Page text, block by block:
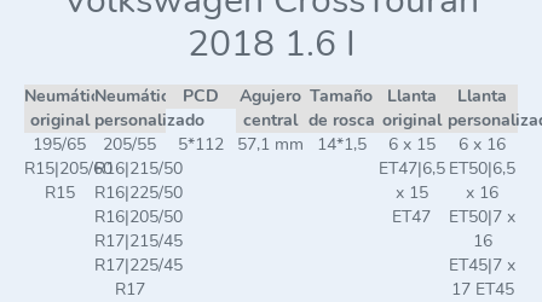
2018 1.6 I
Neumático
original
Neumático
personalizado
PCD
Agujero
central
Tamaño
de rosca
Llanta
original
Llanta
195/65
R15|205/60
R15
205/55
R16|215/50
R16|225/50
R16|205/50
R17|215/45
R17|225/45
R17
5*112 57,1 mm 14*1,5
6 x 15
ET47|6,5
x 15
ET47
6 x 16
ET50|6,5
x 16
ET50|7 x
16
ET45|7 x
17 ET45